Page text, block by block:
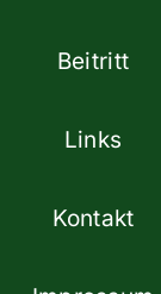
Beitritt
Links
Kontakt